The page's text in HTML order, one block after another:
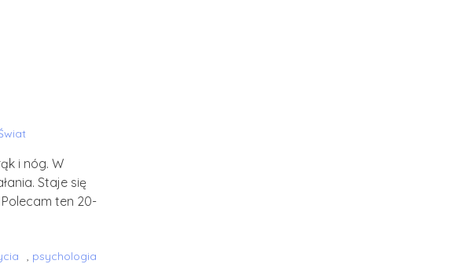
i nóg. W
Staje się
ten 20-
, psychologia